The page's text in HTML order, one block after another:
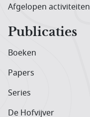
Afgelopen activiteiten
Publicaties
Boeken
Papers
Series
De Hofvijver